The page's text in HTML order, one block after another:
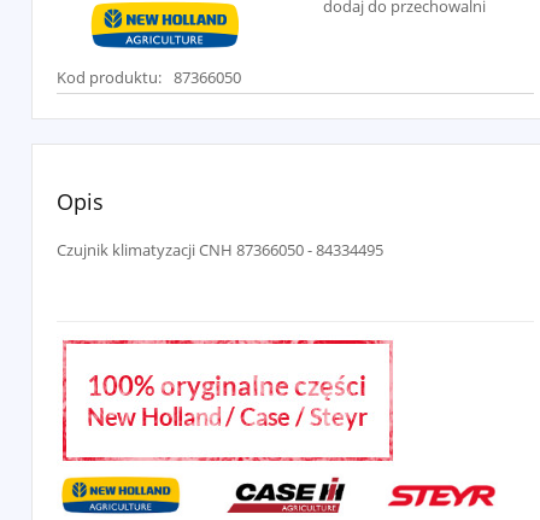
Kod produktu: 87366050
dodaj do przechowalni
Opis
Czujnik klimatyzacji CNH 87366050 - 84334495